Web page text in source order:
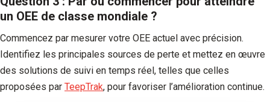
un OEE de classe mondiale ?
Commencez par mesurer votre OEE actuel avec précision.
Identifiez les principales sources de perte et mettez en œuvre
des solutions de suivi en temps réel, telles que celles
proposées par TeepTrak, pour favoriser l’amélioration continue.